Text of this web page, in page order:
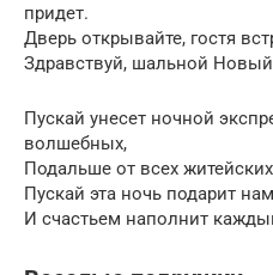
придет.
Дверь открывайте, гостя
Здравствуй, шальной Новый
Пускай унесет ночной
волшебных,
Подальше от всех
Пускай эта ночь подарит
И счастьем наполнит